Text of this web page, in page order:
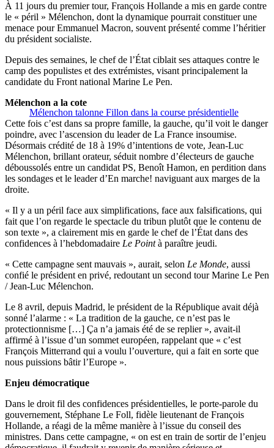
À 11 jours du premier tour, François Hollande a mis en garde contre
le « péril » Mélenchon, dont la dynamique pourrait constituer une
menace pour Emmanuel Macron, souvent présenté comme l’héritier
du président socialiste.
Depuis des semaines, le chef de l’État ciblait ses attaques contre le
camp des populistes et des extrémistes, visant principalement la
candidate du Front national Marine Le Pen.
Mélenchon talonne Fillon dans la course présidentielle
Mélenchon a la cote
Cette fois c’est dans sa propre famille, la gauche, qu’il voit le danger
poindre, avec l’ascension du leader de La France insoumise.
Désormais crédité de 18 à 19% d’intentions de vote, Jean-Luc
Mélenchon, brillant orateur, séduit nombre d’électeurs de gauche
déboussolés entre un candidat PS, Benoît Hamon, en perdition dans
les sondages et le leader d’En marche! naviguant aux marges de la
droite.
« Il y a un péril face aux simplifications, face aux falsifications, qui
fait que l’on regarde le spectacle du tribun plutôt que le contenu de
son texte », a clairement mis en garde le chef de l’État dans des
confidences à l’hebdomadaire Le Pointà paraître jeudi.
« Cette campagne sent mauvais », aurait, selon Le Monde, aussi
confié le président en privé, redoutant un second tour Marine Le Pen
/ Jean-Luc Mélenchon.
Le 8 avril, depuis Madrid, le président de la République avait déjà
sonné l’alarme : « La tradition de la gauche, ce n’est pas le
protectionnisme […] Ça n’a jamais été de se replier », avait-il
affirmé à l’issue d’un sommet européen, rappelant que « c’est
François Mitterrand qui a voulu l’ouverture, qui a fait en sorte que
nous puissions bâtir l’Europe ».
Enjeu démocratique
Dans le droit fil des confidences présidentielles, le porte-parole du
gouvernement, Stéphane Le Foll, fidèle lieutenant de François
Hollande, a réagi de la même manière à l’issue du conseil des
ministres. Dans cette campagne, « on est en train de sortir de l’enjeu